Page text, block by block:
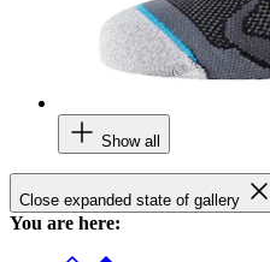
Show all
Close expanded state of gallery
You are here: